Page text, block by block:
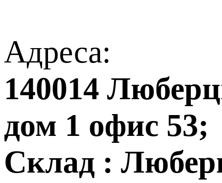
Адреса:
140014
дом 1 офис 53;
Склад :